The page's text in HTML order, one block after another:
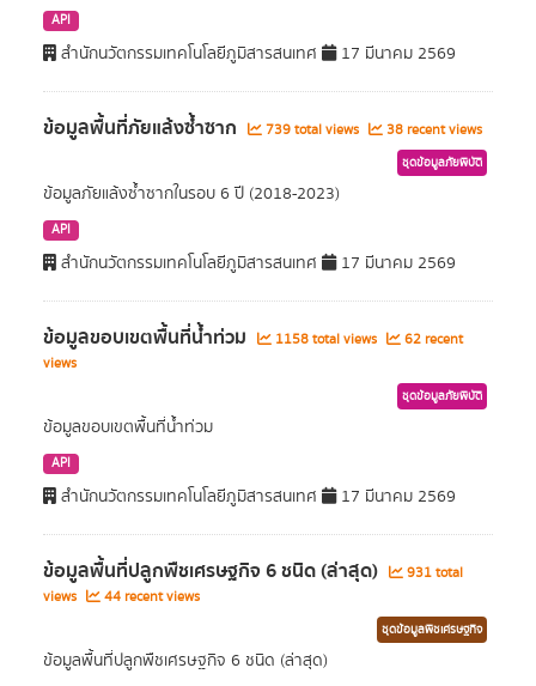
API
สำนักนวัตกรรมเทคโนโลยีภูมิสารสนเทศ 17 มีนาคม 2569
ข้อมูลพื้นที่ภัยแล้งซ้ำซาก 739 total views 38 recent views
ชุดข้อมูลภัยพิบัติ
ข้อมูลภัยแล้งซ้ำซากในรอบ 6 ปี (2018-2023)
API
สำนักนวัตกรรมเทคโนโลยีภูมิสารสนเทศ 17 มีนาคม 2569
ข้อมูลขอบเขตพื้นที่น้ำท่วม 1158 total views
62 recent
views
ชุดข้อมูลภัยพิบัติ
ข้อมูลขอบเขตพื้นที่น้ำท่วม
API
สำนักนวัตกรรมเทคโนโลยีภูมิสารสนเทศ 17 มีนาคม 2569
ข้อมูลพื้นที่ปลูกพืชเศรษฐกิจ 6 ชนิด (ล่าสุด)
931 total
views
44 recent views
ชุดข้อมูลพืชเศรษฐกิจ
ข้อมูลพื้นที่ปลูกพืชเศรษฐกิจ 6 ชนิด (ล่าสุด)